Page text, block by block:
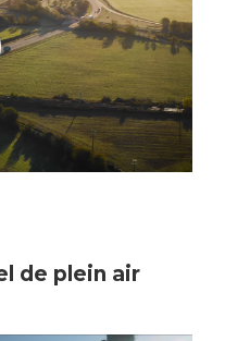
de plein air